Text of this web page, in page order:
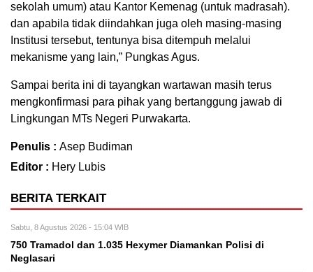
sekolah umum) atau Kantor Kemenag (untuk madrasah).
dan apabila tidak diindahkan juga oleh masing-masing
Institusi tersebut, tentunya bisa ditempuh melalui
mekanisme yang lain,” Pungkas Agus.
Sampai berita ini di tayangkan wartawan masih terus
mengkonfirmasi para pihak yang bertanggung jawab di
Lingkungan MTs Negeri Purwakarta.
Penulis : Asep Budiman
Editor : Hery Lubis
BERITA TERKAIT
Sabtu, 8 Agustus 2026 - 15:04 WIB
750 Tramadol dan 1.035 Hexymer Diamankan Polisi di
Neglasari